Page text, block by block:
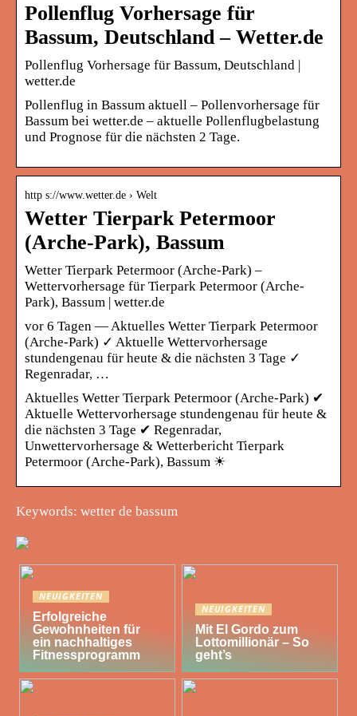
Pollenflug Vorhersage für
Bassum, Deutschland – Wetter.de
Pollenflug Vorhersage für Bassum, Deutschland |
wetter.de
Pollenflug in Bassum aktuell – Pollenvorhersage für
Bassum bei wetter.de – aktuelle Pollenflugbelastung
und Prognose für die nächsten 2 Tage.
http s://www.wetter.de › Welt
Wetter Tierpark Petermoor
(Arche-Park), Bassum
Wetter Tierpark Petermoor (Arche-Park) –
Wettervorhersage für Tierpark Petermoor (Arche-
Park), Bassum | wetter.de
vor 6 Tagen — Aktuelles Wetter Tierpark Petermoor
(Arche-Park) ✓ Aktuelle Wettervorhersage
stundengenau für heute & die nächsten 3 Tage ✓
Regenradar, …
Aktuelles Wetter Tierpark Petermoor (Arche-Park) ✔
Aktuelle Wettervorhersage stundengenau für heute &
die nächsten 3 Tage ✔ Regenradar,
Unwettervorhersage & Wetterbericht Tierpark
Petermoor (Arche-Park), Bassum ☀
Keywords: wetter de bassum
NEUIGKEITEN
Erfolgreiche
Gewohnheiten für
ein nachhaltiges
Fitnessprogramm
NEUIGKEITEN
Mit El Gordo zum
Lottomillionär – So
geht’s